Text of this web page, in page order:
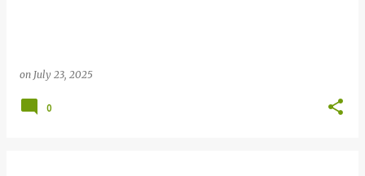
on July 23, 2025
0